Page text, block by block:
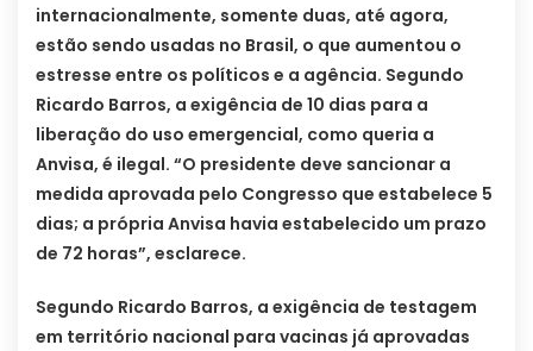
internacionalmente, somente duas, até agora,
estão sendo usadas no Brasil, o que aumentou o
estresse entre os políticos e a agência. Segundo
Ricardo Barros, a exigência de 10 dias para a
liberação do uso emergencial, como queria a
Anvisa, é ilegal. “O presidente deve sancionar a
medida aprovada pelo Congresso que estabelece 5
dias; a própria Anvisa havia estabelecido um prazo
de 72 horas”, esclarece.
Segundo Ricardo Barros, a exigência de testagem
em território nacional para vacinas já aprovadas